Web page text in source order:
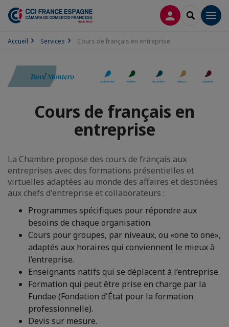
CONNEXION
Accueil Services Cours de français en entreprise
Cours de français en
entreprise
La Chambre propose des cours de français aux
entreprises avec des formations présentielles et
virtuelles adaptées au monde des affaires et destinées
aux chefs d'entreprise et collaborateurs :
Programmes spécifiques pour répondre aux
besoins de chaque organisation.
Cours pour groupes, par niveaux, ou «one to one»,
adaptés aux horaires qui conviennent le mieux à
l’entreprise.
Enseignants natifs qui se déplacent à l’entreprise.
Formation qui peut être prise en charge par la
Fundae (Fondation d'État pour la formation
professionnelle).
Devis sur mesure.